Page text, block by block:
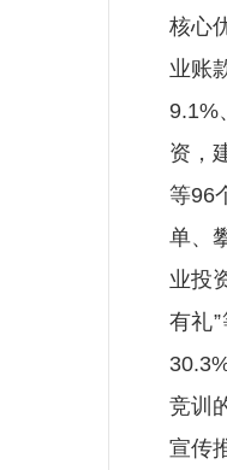
核心
业账
9.1%
资，
等96
单、
业投
有礼
竞训
宣传